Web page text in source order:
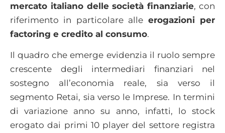
mercato italiano delle società finanziarie, con
riferimento in particolare alle erogazioni per
factoring e credito al consumo.
Il quadro che emerge evidenzia il ruolo sempre
crescente degli intermediari finanziari nel
sostegno all’economia reale, sia verso il
segmento Retai, sia verso le Imprese. In termini
di variazione anno su anno, infatti, lo stock
erogato dai primi 10 player del settore registra